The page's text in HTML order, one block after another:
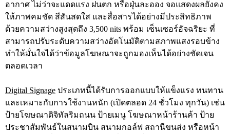
อากาศ ไม่ว่าจะแดดแรง ฝนตก หรือฝุ่นละออง จอแสดงผลยังคง
ให้ภาพคมชัด สีสันสดใส และสื่อสารได้อย่างมีประสิทธิภาพ
ด้วยความสว่างสูงสุดถึง 3,500 nits พร้อม เซ็นเซอร์อัจฉริยะ ที่
สามารถปรับระดับความสว่างอัตโนมัติตามสภาพแสงรอบข้าง
ทำให้มั่นใจได้ว่าข้อมูลโฆษณาจะถูกมองเห็นได้อย่างชัดเจน
ตลอดเวลา
Digital Signage ประเภทนี้ได้รับการออกแบบให้แข็งแรง ทนทาน
และเหมาะกับการใช้งานหนัก (เปิดตลอด 24 ชั่วโมง ทุกวัน) เช่น
ป้ายโฆษณาดิจิทัลริมถนน ป้ายเมนู โฆษณาหน้าร้านค้า ป้าย
ประชาสัมพันธ์ในสนามบิน สนามกอล์ฟ สถานีขนส่ง หรือหน้า